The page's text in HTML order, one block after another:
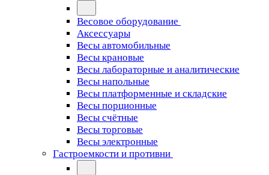
Весовое оборудование
Аксессуары
Весы автомобильные
Весы крановые
Весы лабораторные и аналитические
Весы напольные
Весы платформенные и складские
Весы порционные
Весы счётные
Весы торговые
Весы электронные
Гастроемкости и противни